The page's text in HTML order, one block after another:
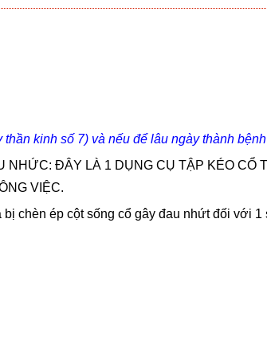
kinh số 7) và nếu để lâu ngày thành
ĐÂY LÀ 1 DỤNG CỤ TẬP KÉO CỔ
VIỆC.
chèn ép cột sống cổ gây đau nhứt đối với 1